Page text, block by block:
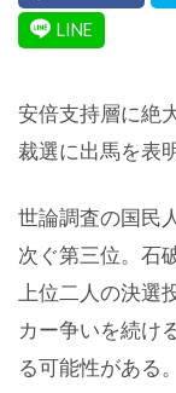
安倍支持層に絶
裁選に出馬を表
世論調査の国民
次ぐ第三位。石
上位二人の決
カー争いを続け
る可能性がある。